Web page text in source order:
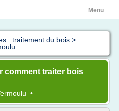
Menu
: traitement du bois >
comment traiter bois
•